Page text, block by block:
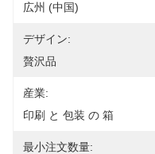
広州 (中国)
デザイン:
贅沢品
産業:
印刷 と 包装 の 箱
最小注文数量: